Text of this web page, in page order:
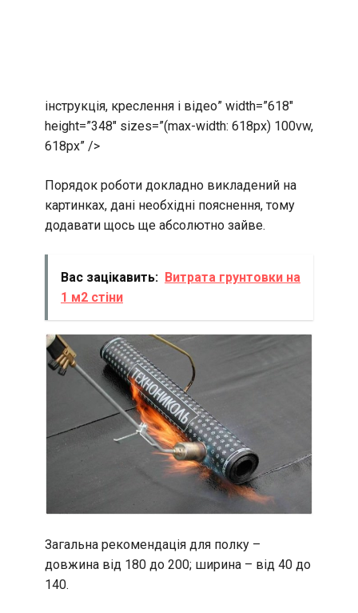
інструкція, креслення і відео” width=”618″
height=”348″ sizes=”(max-width: 618px) 100vw,
618px” />
Порядок роботи докладно викладений на
картинках, дані необхідні пояснення, тому
додавати щось ще абсолютно зайве.
Вас зацікавить: Витрата грунтовки на
1 м2 стіни
Загальна рекомендація для полку –
довжина від 180 до 200; ширина – від 40 до
140.